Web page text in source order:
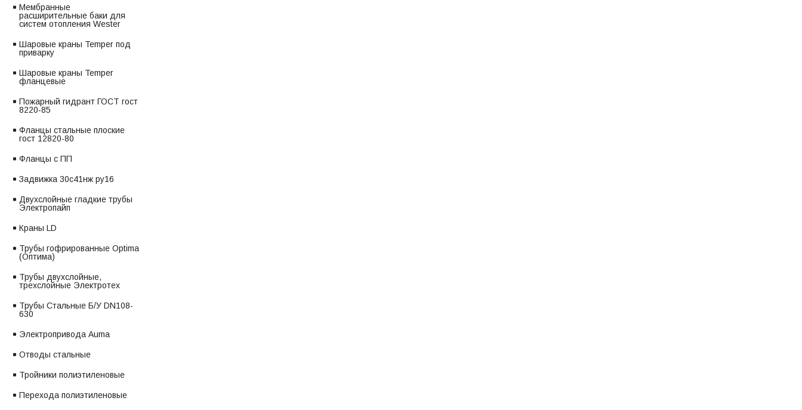
Мембранные
расширительные баки для
систем отопления Wester
Шаровые краны Temper под
приварку
Шаровые краны Temper
фланцевые
Пожарный гидрант ГОСТ гост
8220-85
Фланцы стальные плоские
гост 12820-80
Фланцы с ПП
Задвижка 30с41нж ру16
Двухслойные гладкие трубы
Электропайп
Краны LD
Трубы гофрированные Optima
(Оптима)
Трубы двухслойные,
трехслойные Электротех
Трубы Стальные Б/У DN108-
630
Электропривода Auma
Отводы стальные
Тройники полиэтиленовые
Перехода полиэтиленовые